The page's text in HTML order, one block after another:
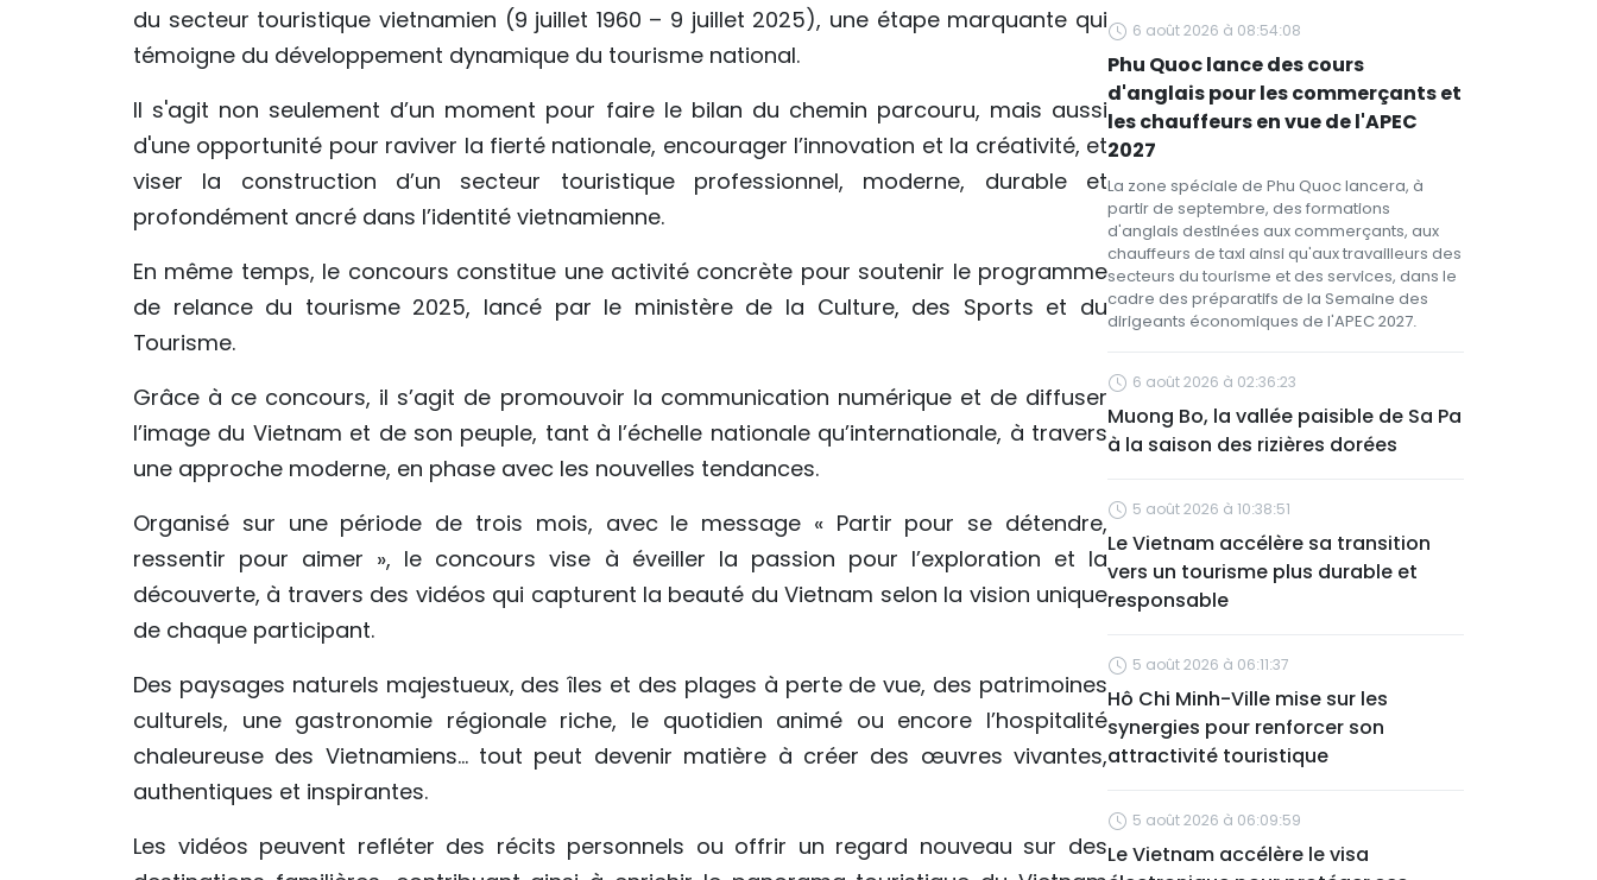
du secteur touristique vietnamien (9 juillet 1960 – 9 juillet 2025), une étape marquante qui
témoigne du développement dynamique du tourisme national.
Il s'agit non seulement d’un moment pour faire le bilan du chemin parcouru, mais aussi
d'une opportunité pour raviver la fierté nationale, encourager l’innovation et la créativité, et
viser la construction d’un secteur touristique professionnel, moderne, durable et
profondément ancré dans l’identité vietnamienne.
En même temps, le concours constitue une activité concrète pour soutenir le programme
de relance du tourisme 2025, lancé par le ministère de la Culture, des Sports et du
Tourisme.
Grâce à ce concours, il s’agit de promouvoir la communication numérique et de diffuser
l’image du Vietnam et de son peuple, tant à l’échelle nationale qu’internationale, à travers
une approche moderne, en phase avec les nouvelles tendances.
Organisé sur une période de trois mois, avec le message « Partir pour se détendre,
ressentir pour aimer », le concours vise à éveiller la passion pour l’exploration et la
découverte, à travers des vidéos qui capturent la beauté du Vietnam selon la vision unique
de chaque participant.
Des paysages naturels majestueux, des îles et des plages à perte de vue, des patrimoines
culturels, une gastronomie régionale riche, le quotidien animé ou encore l’hospitalité
chaleureuse des Vietnamiens… tout peut devenir matière à créer des œuvres vivantes,
authentiques et inspirantes.
Les vidéos peuvent refléter des récits personnels ou offrir un regard nouveau sur des
6 août 2026 à 08:54:08
Phu Quoc lance des cours
d'anglais pour les commerçants et
les chauffeurs en vue de l'APEC
2027
La zone spéciale de Phu Quoc lancera, à
partir de septembre, des formations
d'anglais destinées aux commerçants, aux
chauffeurs de taxi ainsi qu'aux travailleurs des
secteurs du tourisme et des services, dans le
cadre des préparatifs de la Semaine des
dirigeants économiques de l'APEC 2027.
6 août 2026 à 02:36:23
Muong Bo, la vallée paisible de Sa Pa
à la saison des rizières dorées
5 août 2026 à 10:38:51
Le Vietnam accélère sa transition
vers un tourisme plus durable et
responsable
5 août 2026 à 06:11:37
Hô Chi Minh-Ville mise sur les
synergies pour renforcer son
attractivité touristique
5 août 2026 à 06:09:59
Le Vietnam accélère le visa